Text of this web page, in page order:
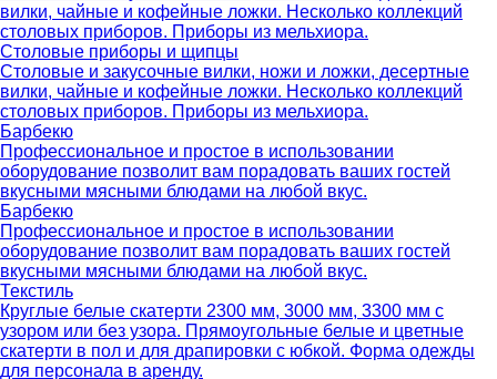
вилки, чайные и кофейные ложки. Несколько коллекций
столовых приборов. Приборы из мельхиора.
Столовые приборы и щипцы
Столовые и закусочные вилки, ножи и ложки, десертные
вилки, чайные и кофейные ложки. Несколько коллекций
столовых приборов. Приборы из мельхиора.
Барбекю
Профессиональное и простое в использовании
оборудование позволит вам порадовать ваших гостей
вкусными мясными блюдами на любой вкус.
Барбекю
Профессиональное и простое в использовании
оборудование позволит вам порадовать ваших гостей
вкусными мясными блюдами на любой вкус.
Текстиль
Круглые белые скатерти 2300 мм, 3000 мм, 3300 мм с
узором или без узора. Прямоугольные белые и цветные
скатерти в пол и для драпировки с юбкой. Форма одежды
для персонала в аренду.